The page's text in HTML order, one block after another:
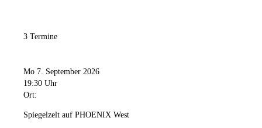
3 Termine
Mo 7. September 2026
19:30 Uhr
Ort:
Spiegelzelt auf PHOENIX West